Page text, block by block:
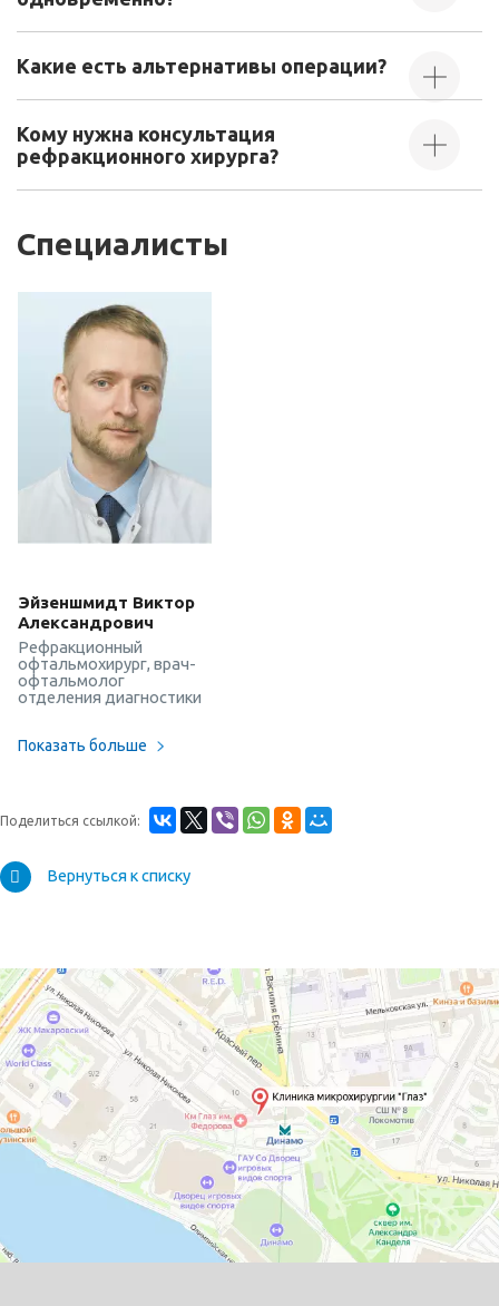
Какие есть альтернативы операции?
Кому нужна консультация
рефракционного хирурга?
Специалисты
Эйзеншмидт Виктор
Александрович
Рефракционный
офтальмохирург, врач-
офтальмолог
отделения диагностики
Показать больше
Поделиться ссылкой:
Вернуться к списку